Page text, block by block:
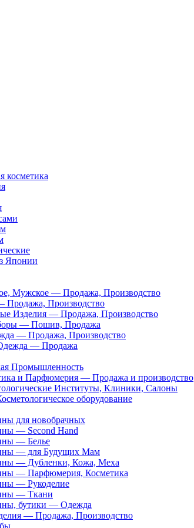
косметика
Японии
Мужское — Продажа, Производство
Продажа, Производство
Изделия — Продажа, Производство
— Пошив, Продажа
— Продажа, Производство
— Продажа
Промышленность
и Парфюмерия — Продажа и производство
Институты, Клиники, Салоны
оборудование
для новобрачных
— Second Hand
— Белье
— для Будущих Мам
— Дубленки, Кожа, Меха
— Парфюмерия, Косметика
— Рукоделие
— Ткани
бутики — Одежда
— Продажа, Производство